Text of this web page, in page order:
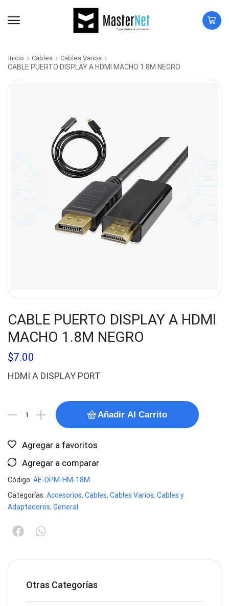
Inicio Cables Cables Varios
CABLE PUERTO DISPLAY A HDMI MACHO 1.8M NEGRO
CABLE PUERTO DISPLAY A HDMI
MACHO 1.8M NEGRO
$7.00
HDMI A DISPLAY PORT
Añadir Al Carrito
Agregar a favoritos
Agregar a comparar
Código AE-DPM-HM-18M
Categorías Accesorios, Cables, Cables Varios, Cables y
Adaptadores, General
Otras Categorías